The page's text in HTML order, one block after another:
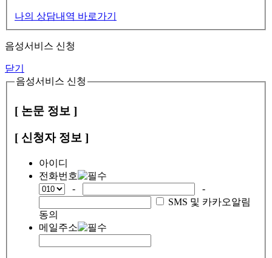
나의 상담내역 바로가기
음성서비스 신청
닫기
음성서비스 신청
[ 논문 정보 ]
[ 신청자 정보 ]
아이디
전화번호
-
-
SMS 및 카카오알림
동의
메일주소